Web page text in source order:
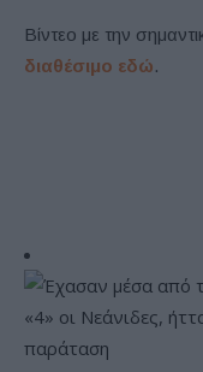
Βίντεο με την
διαθέσιμο εδώ.